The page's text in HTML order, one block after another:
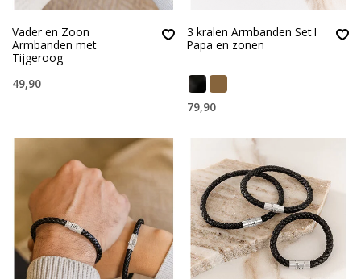
Vader en Zoon
Armbanden met
Tijgeroog
49,90
3 kralen Armbanden Set I
Papa en zonen
79,90